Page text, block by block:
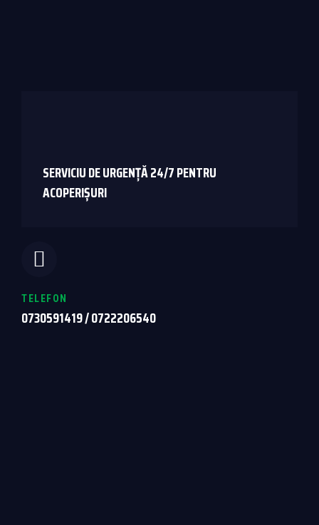
SERVICIU DE URGENȚĂ 24/7 PENTRU
ACOPERIȘURI
TELEFON
0730591419 / 0722206540